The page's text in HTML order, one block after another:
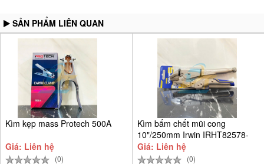
SẢN PHẨM LIÊN QUAN
Kìm kẹp mass Protech 500A
Giá: Liên hệ
(0)
Kìm bấm chết mũi cong
10"/250mm Irwin IRHT82578-
SH
Giá: Liên hệ
(0)